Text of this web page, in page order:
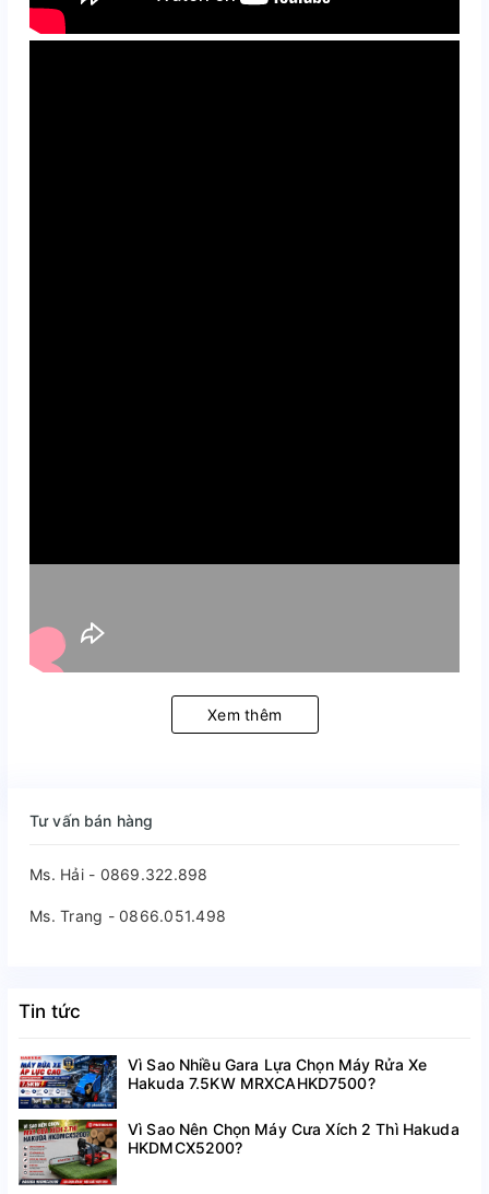
Xem thêm
Tư vấn bán hàng
Ms. Hải - 0869.322.898
Ms. Trang - 0866.051.498
Tin tức
Vì Sao Nhiều Gara Lựa Chọn Máy Rửa Xe
Hakuda 7.5KW MRXCAHKD7500?
Vì Sao Nên Chọn Máy Cưa Xích 2 Thì Hakuda
HKDMCX5200?